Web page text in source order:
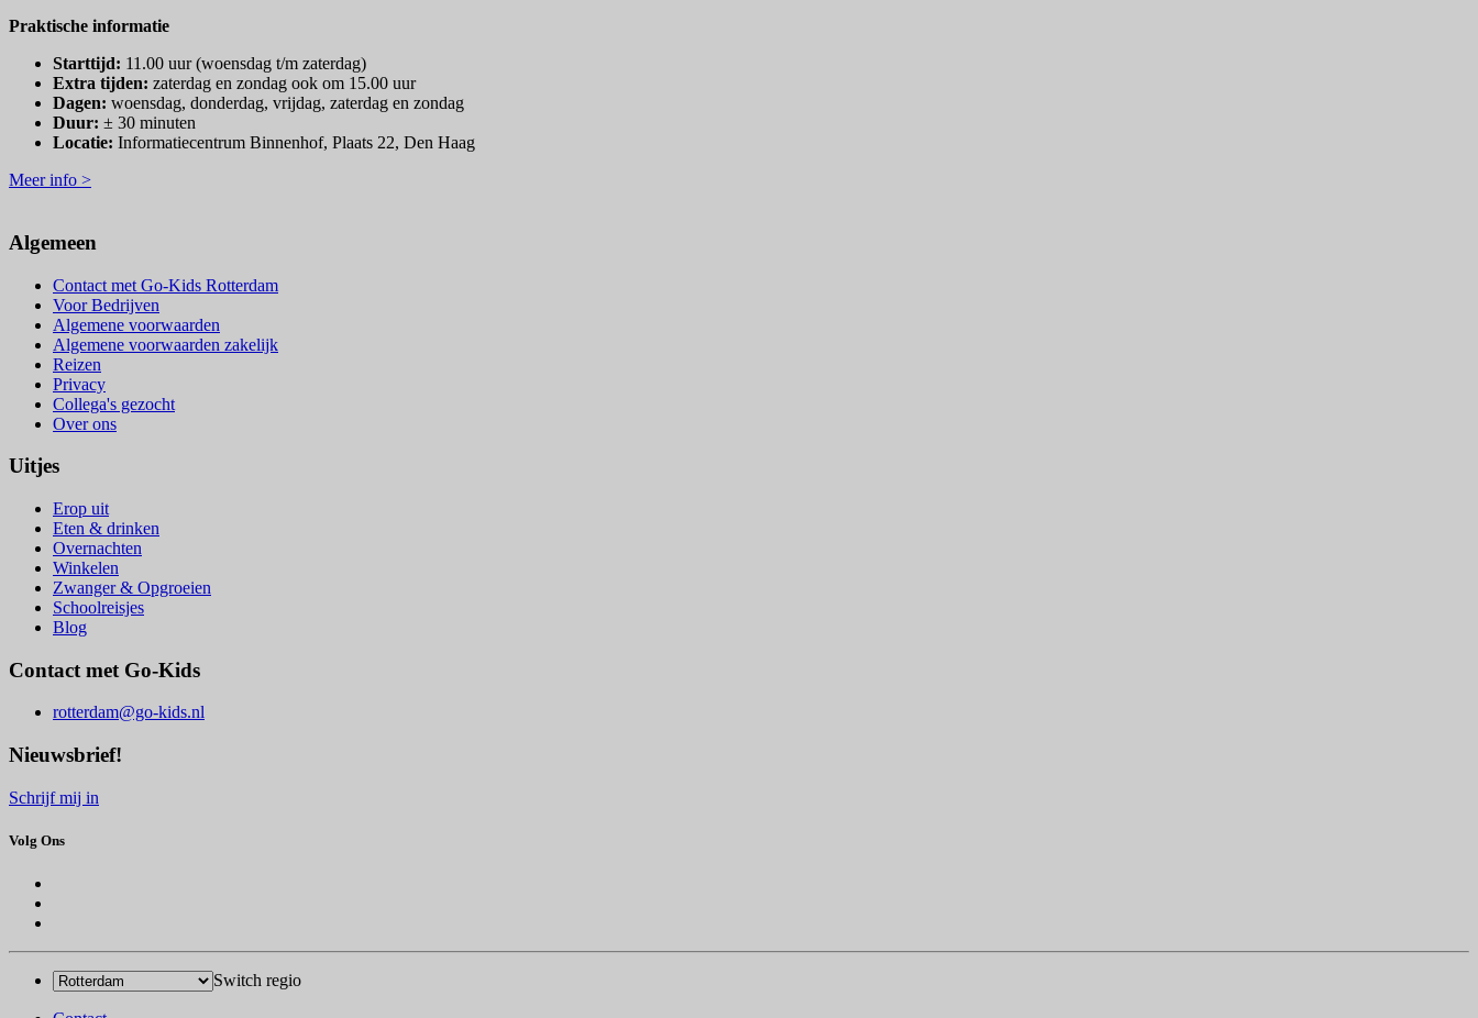
Praktische informatie
Starttijd: 11.00 uur (woensdag t/m zaterdag)
Extra tijden: zaterdag en zondag ook om 15.00 uur
Dagen: woensdag, donderdag, vrijdag, zaterdag en zondag
Duur: ± 30 minuten
Locatie: Informatiecentrum Binnenhof, Plaats 22, Den Haag
Meer info >
Algemeen
Contact met Go-Kids Rotterdam
Voor Bedrijven
Algemene voorwaarden
Algemene voorwaarden zakelijk
Reizen
Privacy
Collega's gezocht
Over ons
Uitjes
Erop uit
Eten & drinken
Overnachten
Winkelen
Zwanger & Opgroeien
Schoolreisjes
Blog
Contact met Go-Kids
rotterdam@go-kids.nl
Nieuwsbrief!
Schrijf mij in
Volg Ons
Switch regio